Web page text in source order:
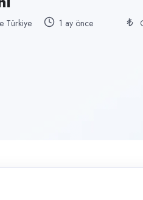
Türkiye 1 ay önce